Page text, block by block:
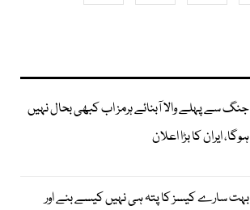
جنگ سے پہلے والا آبنائے ہرمز اب کبھی بحال نہیں
ہوگا، ایران کا بڑا اعلان
بہت سارے کیسز کا پتہ ہی نہیں کیسے بنے اور